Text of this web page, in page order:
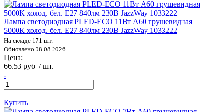
Лампа светодиодная PLED-ECO 11Вт A60 грушевидная
5000К холод. бел. E27 840лм 230В JazzWay 1033222
На складе 171 шт.
Обновлено 08.08.2026
Цена:
66.53 руб. / шт.
-
+
Купить